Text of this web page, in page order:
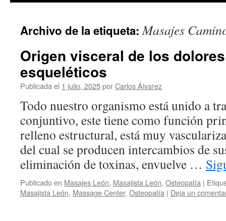
Archivo de la etiqueta:Masajes
Origen visceral de los
esqueléticos
Publicada el 1 julio, 2025porCarlos Álvarez
Todo nuestro organismo está unido a
conjuntivo, este tiene como función
relleno estructural, está muy
del cual se producen intercambios de
eliminación de toxinas, envuelve …
Publicado en Masajes León, Masajista León, Osteopatía |
Masajista León, Massage Center, Osteopatía | Deja un